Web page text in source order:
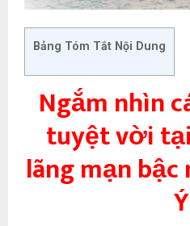
Bảng Tóm Tắt Nội Dung
Ngắm nhìn
tuyệt vời
lãng mạn
Ý